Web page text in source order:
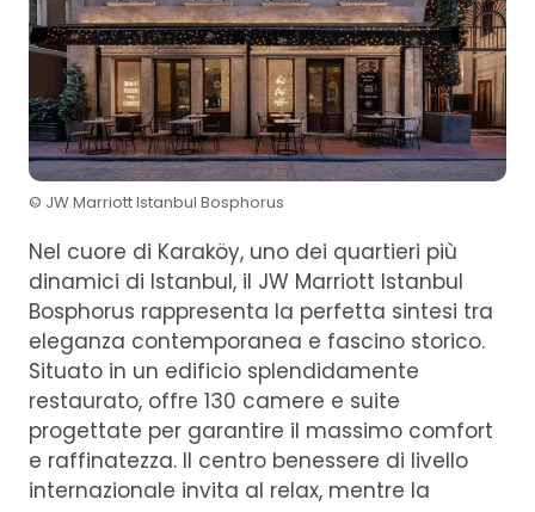
© JW Marriott Istanbul Bosphorus
Nel cuore di Karaköy, uno dei quartieri più
dinamici di Istanbul, il JW Marriott Istanbul
Bosphorus rappresenta la perfetta sintesi tra
eleganza contemporanea e fascino storico.
Situato in un edificio splendidamente
restaurato, offre 130 camere e suite
progettate per garantire il massimo comfort
e raffinatezza. Il centro benessere di livello
internazionale invita al relax, mentre la